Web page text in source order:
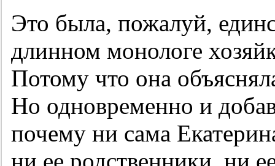
Это была, пожалуй,
длинном монологе
Потому что она
Но одновременно и
почему ни сама